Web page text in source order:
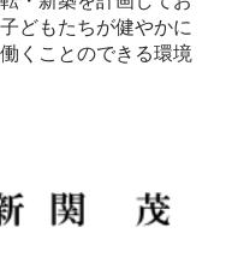
どもたちが健やかに
くことのできる環境